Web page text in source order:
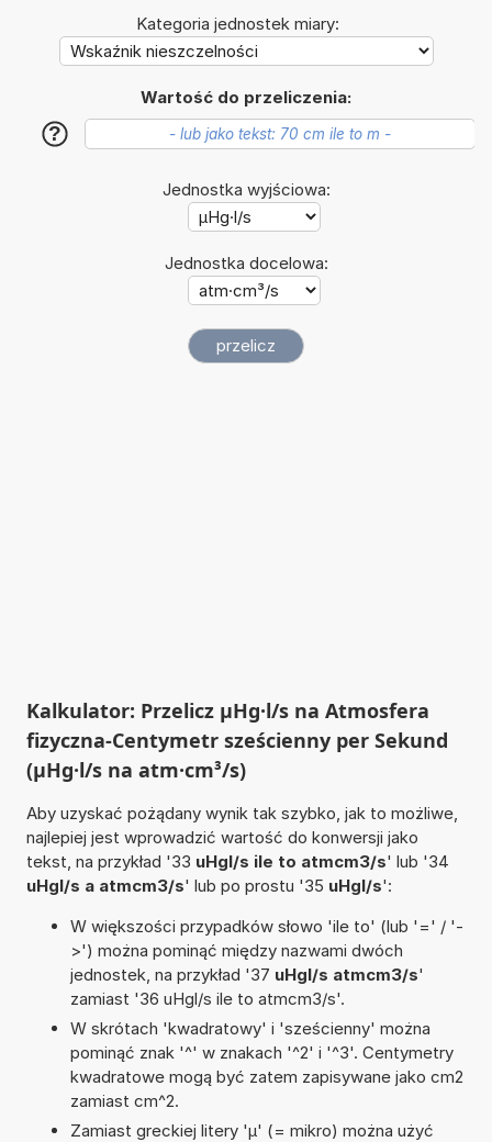
Kategoria jednostek miary:
Wartość do przeliczenia:
?
Jednostka wyjściowa:
Jednostka docelowa:
Kalkulator: Przelicz µHg·l/s na Atmosfera
fizyczna-Centymetr sześcienny per Sekund
(µHg·l/s na atm·cm³/s)
Aby uzyskać pożądany wynik tak szybko, jak to możliwe,
najlepiej jest wprowadzić wartość do konwersji jako
tekst, na przykład '33 uHgl/s ile to atmcm3/s' lub '34
uHgl/s a atmcm3/s' lub po prostu '35 uHgl/s':
W większości przypadków słowo 'ile to' (lub '=' / '-
>') można pominąć między nazwami dwóch
jednostek, na przykład '37 uHgl/s atmcm3/s'
zamiast '36 uHgl/s ile to atmcm3/s'.
W skrótach 'kwadratowy' i 'sześcienny' można
pominąć znak '^' w znakach '^2' i '^3'. Centymetry
kwadratowe mogą być zatem zapisywane jako cm2
zamiast cm^2.
Zamiast greckiej litery 'µ' (= mikro) można użyć